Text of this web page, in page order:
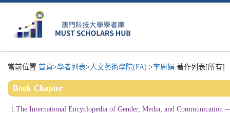
當前位置:首頁>學者列表>人文藝術學院(FA) >李周娟 著作列表[所有]
Book Chapter
1.The International Encyclopedia of Gender, Media, and